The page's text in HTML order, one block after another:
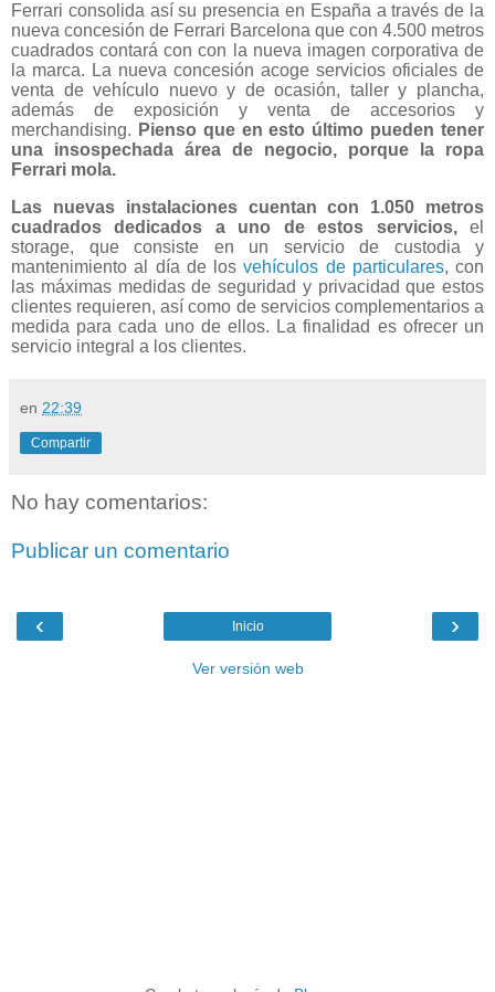
Ferrari consolida así su presencia en España a través de la
nueva concesión de Ferrari Barcelona que con 4.500 metros
cuadrados contará con con la nueva imagen corporativa de
la marca. La nueva concesión acoge servicios oficiales de
venta de vehículo nuevo y de ocasión, taller y plancha,
además de exposición y venta de accesorios y
merchandising. Pienso que en esto último pueden tener
una insospechada área de negocio, porque la ropa
Ferrari mola.
Las nuevas instalaciones cuentan con 1.050 metros
cuadrados dedicados a uno de estos servicios,el
storage, que consiste en un servicio de custodia y
mantenimiento al día de losvehículos de particulares, con
las máximas medidas de seguridad y privacidad que estos
clientes requieren, así como de servicios complementarios a
medida para cada uno de ellos. La finalidad es ofrecer un
servicio integral a los clientes.
en 22:39
Compartir
No hay comentarios:
Publicar un comentario
‹ ›
Inicio
Ver versión web